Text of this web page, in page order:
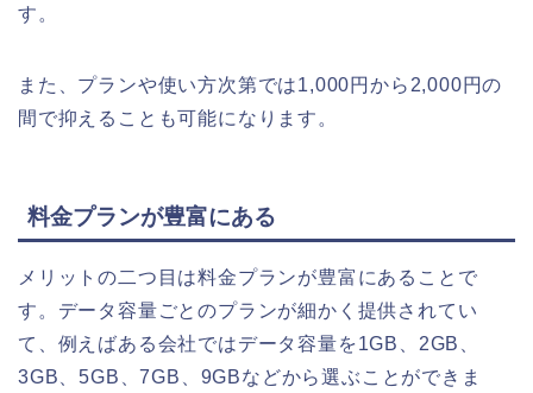
す。
また、プランや使い方次第では1,000円から2,000円の
間で抑えることも可能になります。
料金プランが豊富にある
メリットの二つ目は料金プランが豊富にあることで
す。 データ容量ごとのプランが細かく提供されてい
て、例えばある会社ではデータ容量を1GB、2GB、
3GB、5GB、7GB、9GBなどから選ぶことができま